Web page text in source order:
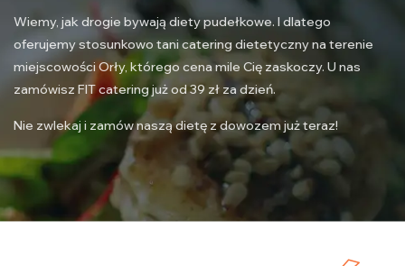
Wiemy, jak drogie bywają diety pudełkowe. I dlatego
oferujemy stosunkowo tani catering dietetyczny na terenie
miejscowości Orły, którego cena mile Cię zaskoczy. U nas
zamówisz FIT catering już od 39 zł za dzień.
Nie zwlekaj i zamów naszą dietę z dowozem już teraz!